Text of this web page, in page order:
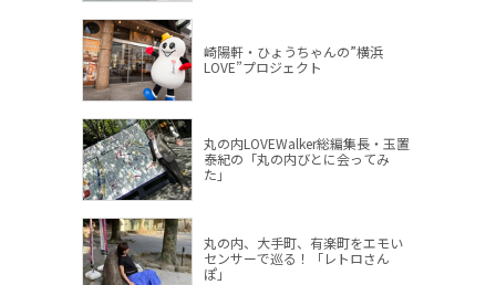
崎陽軒・ひょうちゃんの”横浜
LOVE”プロジェクト
丸の内LOVEWalker総編集長・玉置
泰紀の「丸の内びとに会ってみ
た」
丸の内、大手町、有楽町をエモい
センサーで巡る！「レトロさん
ぽ」